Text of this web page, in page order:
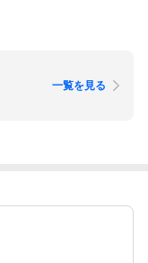
一覧を見る